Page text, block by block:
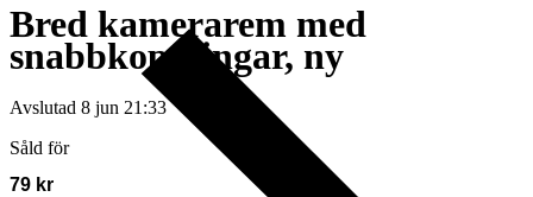
Bred kamerarem med
snabbkopplingar, ny
Avslutad 8 jun 21:33
Såld för
79 kr